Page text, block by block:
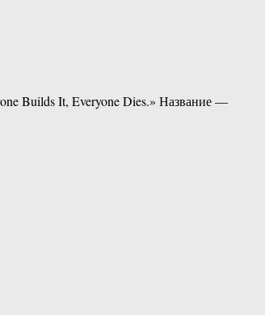
Builds It, Everyone Dies.» Название —